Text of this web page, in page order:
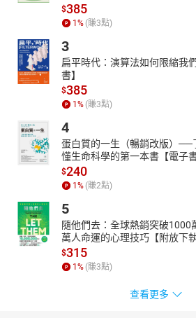
$385
1% (賺3點)
3
扁平時代：演算法如何限縮我
書】
$385
1% (賺3點)
4
蛋白質的一生（暢銷改版）──
懂生命科學的第一本書【電子書
$240
1% (賺2點)
5
隨他們去：全球熱銷突破1000
萬人命運的心理技巧【附放下
書】
$315
1% (賺3點)
查看更多